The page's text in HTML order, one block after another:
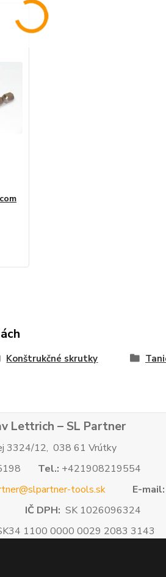
Konštrukčné skrutky
Lettrich – SL Partner
3324/12, 038 61 Vrútky
Tel.: +421908219554
tools.sk E-mail:
IČ DPH: SK 1026096324
1100 0000 0029 2083 3143